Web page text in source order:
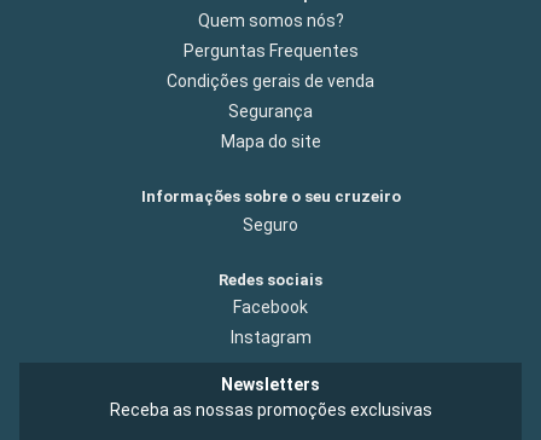
Quem somos nós?
Perguntas Frequentes
Condições gerais de venda
Segurança
Mapa do site
Informações sobre o seu cruzeiro
Seguro
Redes sociais
Facebook
Instagram
Newsletters
Receba as nossas promoções exclusivas